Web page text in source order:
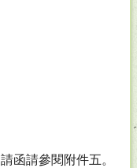
函請參閱附件五。